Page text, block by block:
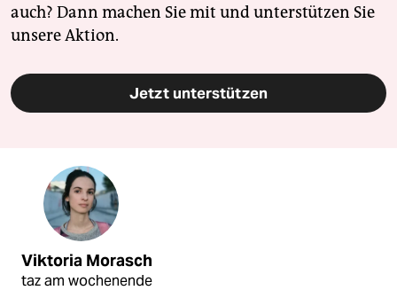
auch? Dann machen Sie mit und unterstützen Sie
unsere Aktion.
Jetzt unterstützen
Viktoria Morasch
taz am wochenende